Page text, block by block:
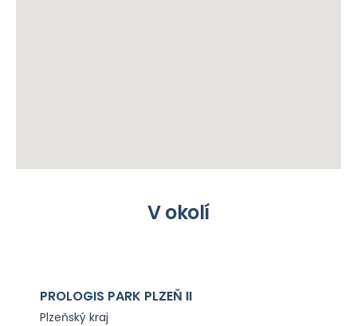
V okolí
PROLOGIS PARK PLZEŇ II
Plzeňský kraj